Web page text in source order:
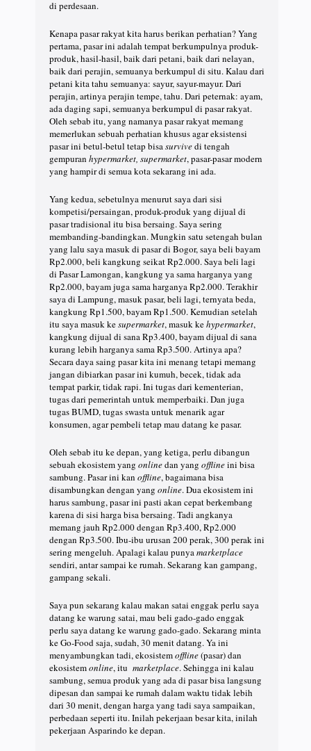
di perdesaan.
Kenapa pasar rakyat kita harus berikan perhatian? Yang
pertama, pasar ini adalah tempat berkumpulnya produk-
produk, hasil-hasil, baik dari petani, baik dari nelayan,
baik dari perajin, semuanya berkumpul di situ. Kalau dari
petani kita tahu semuanya: sayur, sayur-mayur. Dari
perajin, artinya perajin tempe, tahu. Dari peternak: ayam,
ada daging sapi, semuanya berkumpul di pasar rakyat.
Oleh sebab itu, yang namanya pasar rakyat memang
memerlukan sebuah perhatian khusus agar eksistensi
pasar ini betul-betul tetap bisasurvivedi tengah
gempuran hypermarket, supermarket, pasar-pasar modern
yang hampir di semua kota sekarang ini ada.
Yang kedua, sebetulnya menurut saya dari sisi
kompetisi/persaingan, produk-produk yang dijual di
pasar tradisional itu bisa bersaing. Saya sering
membanding-bandingkan. Mungkin satu setengah bulan
yang lalu saya masuk di pasar di Bogor, saya beli bayam
Rp2.000, beli kangkung seikat Rp2.000. Saya beli lagi
di Pasar Lamongan, kangkung ya sama harganya yang
Rp2.000, bayam juga sama harganya Rp2.000. Terakhir
saya di Lampung, masuk pasar, beli lagi, ternyata beda,
kangkung Rp1.500, bayam Rp1.500. Kemudian setelah
itu saya masuk kesupermarket, masuk kehypermarket,
kangkung dijual di sana Rp3.400, bayam dijual di sana
kurang lebih harganya sama Rp3.500. Artinya apa?
Secara daya saing pasar kita ini menang tetapi memang
jangan dibiarkan pasar ini kumuh, becek, tidak ada
tempat parkir, tidak rapi. Ini tugas dari kementerian,
tugas dari pemerintah untuk memperbaiki. Dan juga
tugas BUMD, tugas swasta untuk menarik agar
konsumen, agar pembeli tetap mau datang ke pasar.
Oleh sebab itu ke depan, yang ketiga, perlu dibangun
sebuah ekosistem yang onlinedan yang offlineini bisa
sambung. Pasar ini kan offline, bagaimana bisa
disambungkan dengan yang online. Dua ekosistem ini
harus sambung, pasar ini pasti akan cepat berkembang
karena di sisi harga bisa bersaing. Tadi angkanya
memang jauh Rp2.000 dengan Rp3.400, Rp2.000
dengan Rp3.500. Ibu-ibu urusan 200 perak, 300 perak ini
sering mengeluh. Apalagi kalau punyamarketplace
sendiri, antar sampai ke rumah. Sekarang kan gampang,
gampang sekali.
Saya pun sekarang kalau makan satai enggak perlu saya
datang ke warung satai, mau beli gado-gado enggak
perlu saya datang ke warung gado-gado. Sekarang minta
ke Go-Food saja, sudah, 30 menit datang. Ya ini
menyambungkan tadi, ekosistemoffline(pasar) dan
ekosistemonline, itu marketplace. Sehingga ini kalau
sambung, semua produk yang ada di pasar bisa langsung
dipesan dan sampai ke rumah dalam waktu tidak lebih
dari 30 menit, dengan harga yang tadi saya sampaikan,
perbedaan seperti itu. Inilah pekerjaan besar kita, inilah
pekerjaan Asparindo ke depan.